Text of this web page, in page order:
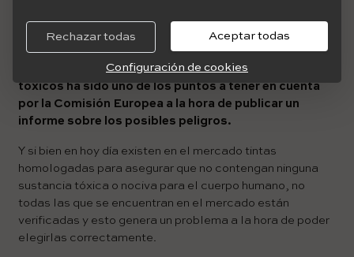
décadas se fueron sustituyendo por colorantes
sintéticos menos nocivos.
Garantizar que las tintas no contengan componentes
tóxicos ha sido uno de los puntos a tener en cuenta
por la Comisión Europea a la hora de publicar un
informe sobre los posibles peligros.
Y si bien en hoy día existen en el mercado tintas
homologadas para asegurar que no contengan ninguna
sustancia tóxica o nociva para el cuerpo humano, no
todas las que se encuentran en el mercado están
verificadas y esto genera un problema a la hora de poder
elegirlas correctamente.
Rechazar todas Aceptar todas
Configuración de cookies